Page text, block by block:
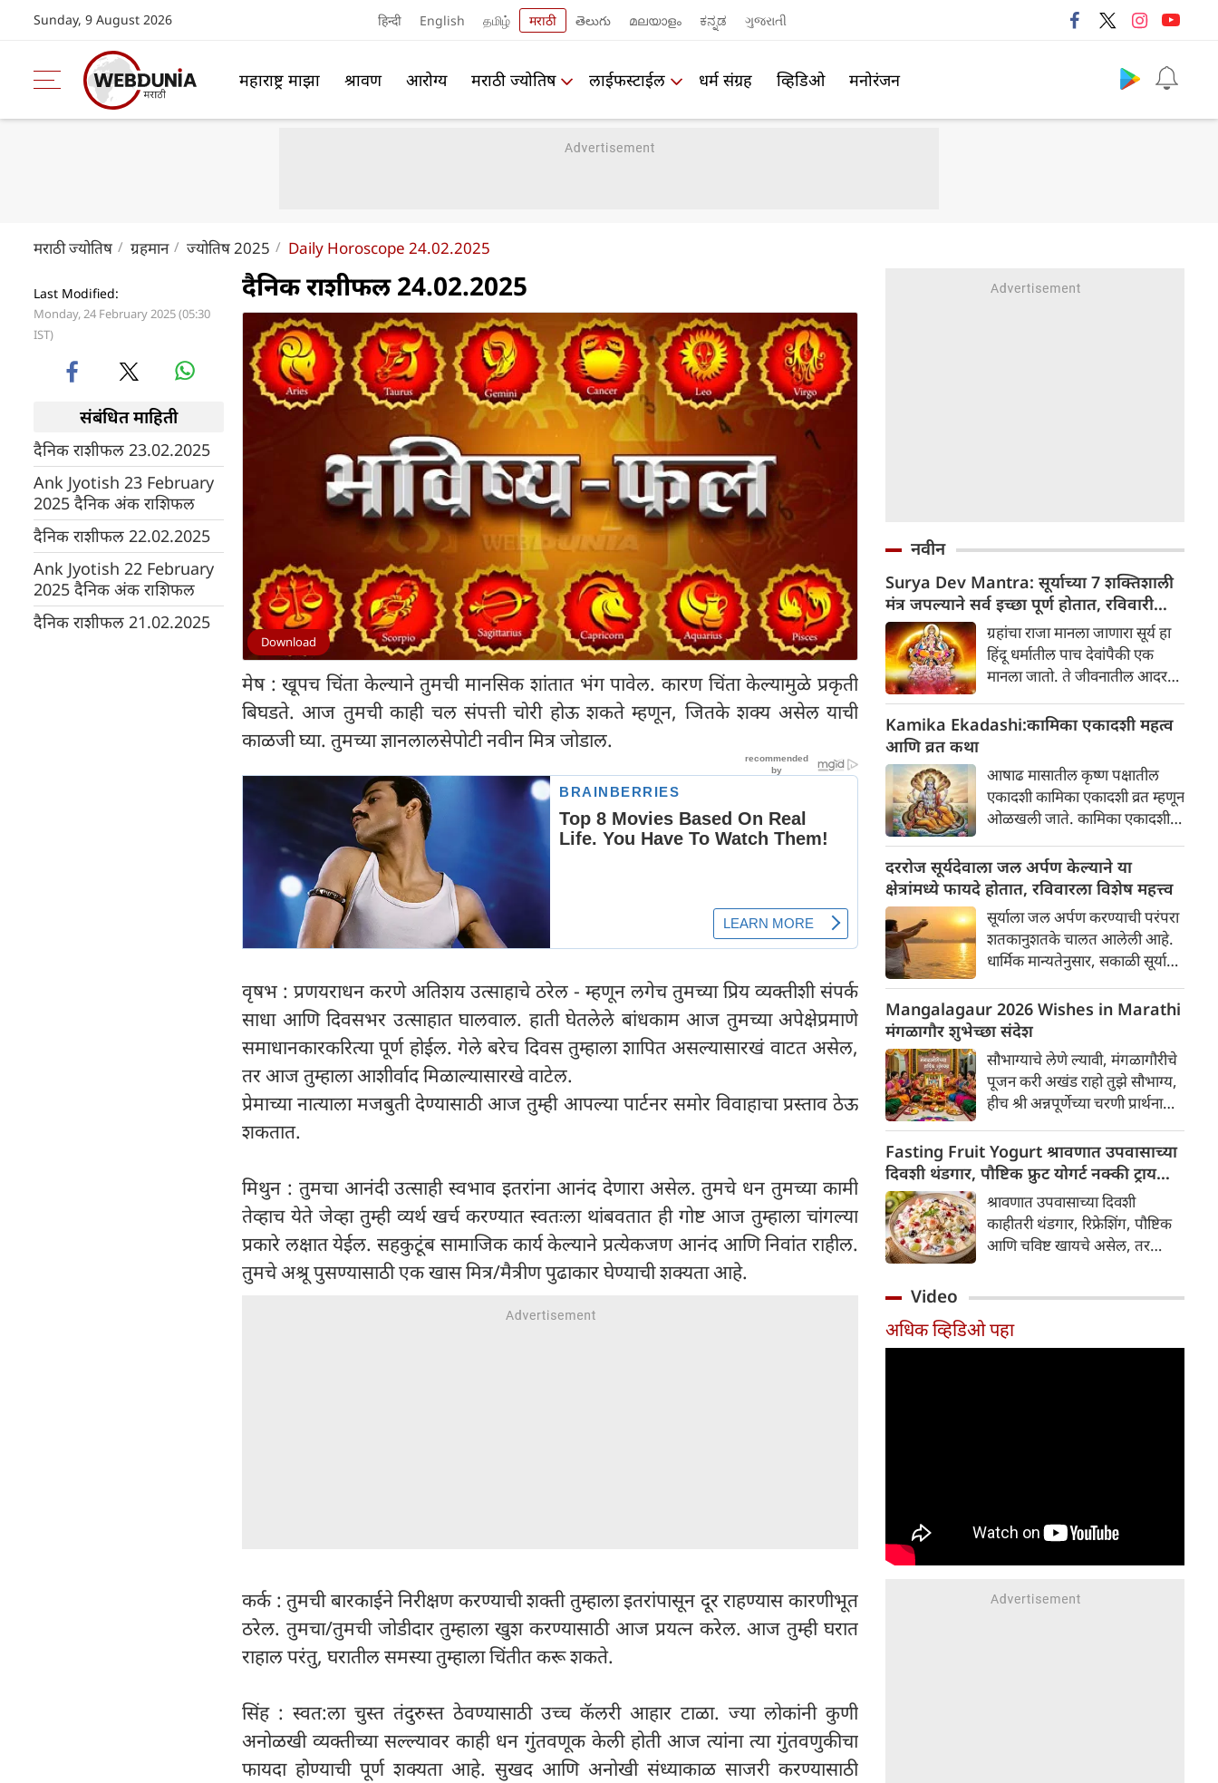
Sunday, 9 August 2026 हिन्दी English தமிழ் मराठी తెలుగు മലയാളം ಕನ್ನಡ ગુજરાતી
महाराष्ट्र माझा श्रावण आरोग्य मराठी ज्योतिष लाईफस्टाईल धर्म संग्रह व्हिडिओ मनोरंजन
मराठी ज्योतिष ग्रहमान ज्योतिष 2025 Daily Horoscope 24.02.2025
Last Modified:
Monday, 24 February 2025 (05:30
IST)
संबंधित माहिती
दैनिक राशीफल 23.02.2025
Ank Jyotish 23 February
2025 दैनिक अंक राशिफल
दैनिक राशीफल 22.02.2025
Ank Jyotish 22 February
2025 दैनिक अंक राशिफल
दैनिक राशीफल 21.02.2025
दैनिक राशीफल 24.02.2025
Download
मेष : खूपच चिंता केल्याने तुमची मानसिक शांतात भंग पावेल. कारण चिंता केल्यामुळे प्रकृती
बिघडते. आज तुमची काही चल संपत्ती चोरी होऊ शकते म्हणून, जितके शक्य असेल याची
काळजी घ्या. तुमच्या ज्ञानलालसेपोटी नवीन मित्र जोडाल.
वृषभ : प्रणयराधन करणे अतिशय उत्साहाचे ठरेल - म्हणून लगेच तुमच्या प्रिय व्यक्तीशी संपर्क
साधा आणि दिवसभर उत्साहात घालवाल. हाती घेतलेले बांधकाम आज तुमच्या अपेक्षेप्रमाणे
समाधानकारकरित्या पूर्ण होईल. गेले बरेच दिवस तुम्हाला शापित असल्यासारखं वाटत असेल,
तर आज तुम्हाला आशीर्वाद मिळाल्यासारखे वाटेल.
प्रेमाच्या नात्याला मजबुती देण्यासाठी आज तुम्ही आपल्या पार्टनर समोर विवाहाचा प्रस्ताव ठेऊ
शकतात.
मिथुन : तुमचा आनंदी उत्साही स्वभाव इतरांना आनंद देणारा असेल. तुमचे धन तुमच्या कामी
तेव्हाच येते जेव्हा तुम्ही व्यर्थ खर्च करण्यात स्वतःला थांबवतात ही गोष्ट आज तुम्हाला चांगल्या
प्रकारे लक्षात येईल. सहकुटूंब सामाजिक कार्य केल्याने प्रत्येकजण आनंद आणि निवांत राहील.
तुमचे अश्रू पुसण्यासाठी एक खास मित्र/मैत्रीण पुढाकार घेण्याची शक्यता आहे.
कर्क : तुमची बारकाईने निरीक्षण करण्याची शक्ती तुम्हाला इतरांपासून दूर राहण्यास कारणीभूत
ठरेल. तुमचा/तुमची जोडीदार तुम्हाला खुश करण्यासाठी आज प्रयत्न करेल. आज तुम्ही घरात
राहाल परंतु, घरातील समस्या तुम्हाला चिंतीत करू शकते.
सिंह : स्वत:ला चुस्त तंदुरुस्त ठेवण्यासाठी उच्च कॅलरी आहार टाळा. ज्या लोकांनी कुणी
अनोळखी व्यक्तीच्या सल्ल्यावर काही धन गुंतवणूक केली होती आज त्यांना त्या गुंतवणुकीचा
फायदा होण्याची पूर्ण शक्यता आहे. सुखद आणि अनोखी संध्याकाळ साजरी करण्यासाठी
नवीन
Surya Dev Mantra: सूर्याच्या 7 शक्तिशाली
मंत्र जपल्याने सर्व इच्छा पूर्ण होतात, रविवारी
कोणत्याही एका मंत्राचा जप करा
ग्रहांचा राजा मानला जाणारा सूर्य हा
हिंदू धर्मातील पाच देवांपैकी एक
मानला जातो. ते जीवनातील आदर
आहेत. आठवड्यातील प्रत्येक दिवस
असतो. तसेच रविवारी सूर्यदेवाची
पूजा केली जाते. असे मानले जाते की
रविवारी सूर्यदेवाला समर्पित काही
विशेष मंत्रांचा जप केल्यास व्यक्तीच्या
जीवनातील सर्व मनोकामना पूर्ण
होतात. आज आम्ही तुम्हाला अशाच
काही मंत्रांबद्दल सांगणार आहोत. या
7 शक्तिशाली मंत्रांपैकी, ज्याचा
उच्चार तुम्ही अचूकपणे करू शकता
आणि बरोबर लक्षात ठेवू शकता,
सूर्यदेव तुमच्या सर्व मनोकामना पूर्ण
करतील.
Kamika Ekadashi:कामिका एकादशी महत्व
आणि व्रत कथा
आषाढ मासातील कृष्ण पक्षातील
एकादशी कामिका एकादशी व्रत म्हणून
ओळखली जाते. कामिका एकादशी
असे मानले जाते. कामिका
एकादशीच्या दिवशी भगवान विष्णूच्या
गदा धारण केलेल्या रुपाची पूजा केली
जाते.
दररोज सूर्यदेवाला जल अर्पण केल्याने या
क्षेत्रांमध्ये फायदे होतात, रविवारला विशेष महत्त्व
सूर्याला जल अर्पण करण्याची परंपरा
शतकानुशतके चालत आलेली आहे.
धार्मिक मान्यतेनुसार, सकाळी सूर्याला
जीवनात सकारात्मकता येते आणि
त्यांच्या कुंडलीतील सूर्य बलवान होतो.
सूर्याला जल अर्पण करण्याचे फायदे
आणि या वेळी घ्यावयाची विशेष
खबरदारी खाली सविस्तरपणे दिली
आहे.
Mangalagaur 2026 Wishes in Marathi
मंगळागौर शुभेच्छा संदेश
सौभाग्याचे लेणे ल्यावी, मंगळागौरीचे
पूजन करी अखंड राहो तुझे सौभाग्य,
हीच श्री अन्नपूर्णेच्या चरणी प्रार्थना
Fasting Fruit Yogurt श्रावणात उपवासाच्या
दिवशी थंडगार, पौष्टिक फ्रुट योगर्ट नक्की ट्राय
करा
श्रावणात उपवासाच्या दिवशी
काहीतरी थंडगार, रिफ्रेशिंग, पौष्टिक
आणि चविष्ट खायचे असेल, तर
लागतात आणि यामुळे दिवसभर
ताजेतवाने वाटते.
Video
अधिक व्हिडिओ पहा